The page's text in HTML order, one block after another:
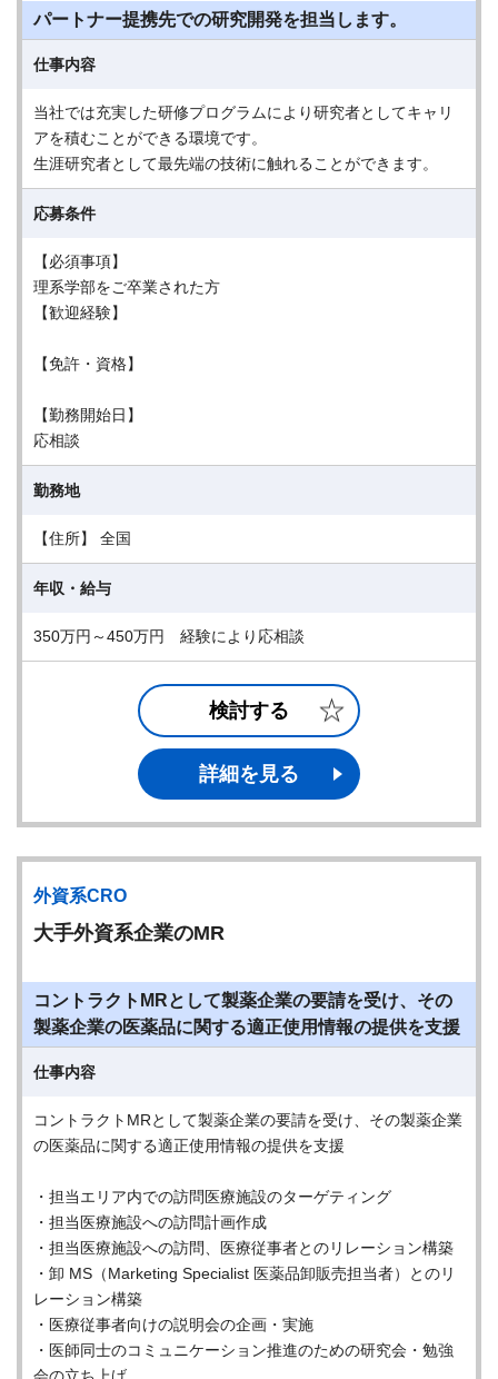
パートナー提携先での研究開発を担当します。
仕事内容
当社では充実した研修プログラムにより研究者としてキャリ
アを積むことができる環境です。
生涯研究者として最先端の技術に触れることができます。
応募条件
【必須事項】
理系学部をご卒業された方
【歓迎経験】
【免許・資格】
【勤務開始日】
応相談
勤務地
【住所】 全国
年収・給与
350万円～450万円 経験により応相談
検討する
詳細を見る
外資系CRO
大手外資系企業のMR
コントラクトMRとして製薬企業の要請を受け、その
製薬企業の医薬品に関する適正使用情報の提供を支援
仕事内容
コントラクトMRとして製薬企業の要請を受け、その製薬企業
の医薬品に関する適正使用情報の提供を支援
・担当エリア内での訪問医療施設のターゲティング
・担当医療施設への訪問計画作成
・担当医療施設への訪問、医療従事者とのリレーション構築
・卸 MS（Marketing Specialist 医薬品卸販売担当者）とのリ
レーション構築
・医療従事者向けの説明会の企画・実施
・医師同士のコミュニケーション推進のための研究会・勉強